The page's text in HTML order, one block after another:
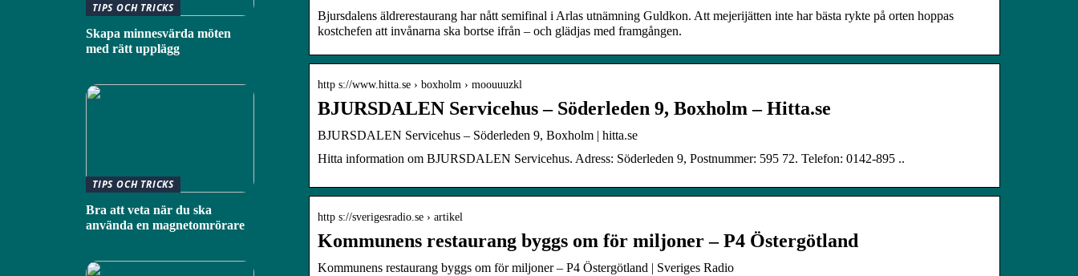
Bjursdalens äldrerestaurang har nått semifinal i Arlas utnämning Guldkon. Att mejerijätten inte har bästa rykte på orten hoppas
kostchefen att invånarna ska bortse ifrån – och glädjas med framgången.
http s://www.hitta.se › boxholm › moouuuzkl
BJURSDALEN Servicehus – Söderleden 9, Boxholm – Hitta.se
BJURSDALEN Servicehus – Söderleden 9, Boxholm | hitta.se
Hitta information om BJURSDALEN Servicehus. Adress: Söderleden 9, Postnummer: 595 72. Telefon: 0142-895 ..
http s://sverigesradio.se › artikel
Kommunens restaurang byggs om för miljoner – P4 Östergötland
Kommunens restaurang byggs om för miljoner – P4 Östergötland | Sveriges Radio
TIPS OCH TRICKS
Skapa minnesvärda möten
med rätt upplägg
TIPS OCH TRICKS
Bra att veta när du ska
använda en magnetomrörare